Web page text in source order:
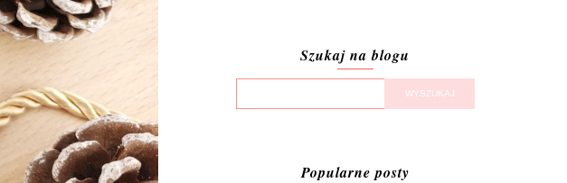
Szukaj na blogu
Popularne posty